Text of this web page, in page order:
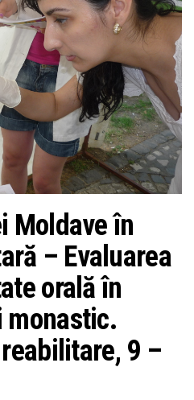
Moldave în
– Evaluarea
orală în
monastic.
9 –